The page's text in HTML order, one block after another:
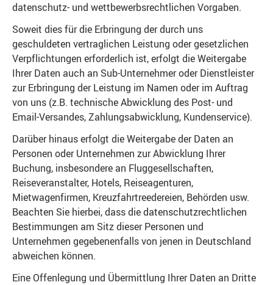
datenschutz- und wettbewerbsrechtlichen Vorgaben.
Soweit dies für die Erbringung der durch uns
geschuldeten vertraglichen Leistung oder gesetzlichen
Verpflichtungen erforderlich ist, erfolgt die Weitergabe
Ihrer Daten auch an Sub-Unternehmer oder Dienstleister
zur Erbringung der Leistung im Namen oder im Auftrag
von uns (z.B. technische Abwicklung des Post- und
Email-Versandes, Zahlungsabwicklung, Kundenservice).
Darüber hinaus erfolgt die Weitergabe der Daten an
Personen oder Unternehmen zur Abwicklung Ihrer
Buchung, insbesondere an Fluggesellschaften,
Reiseveranstalter, Hotels, Reiseagenturen,
Mietwagenfirmen, Kreuzfahrtreedereien, Behörden usw.
Beachten Sie hierbei, dass die datenschutzrechtlichen
Bestimmungen am Sitz dieser Personen und
Unternehmen gegebenenfalls von jenen in Deutschland
abweichen können.
Eine Offenlegung und Übermittlung Ihrer Daten an Dritte